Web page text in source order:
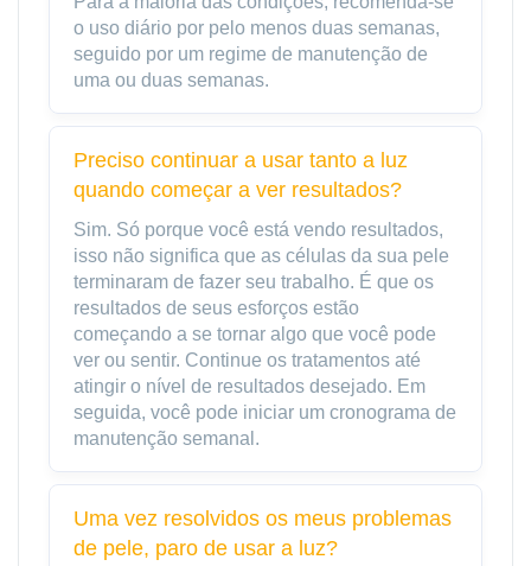
o uso diário por pelo menos duas semanas,
seguido por um regime de manutenção de
uma ou duas semanas.
Preciso continuar a usar tanto a luz
quando começar a ver resultados?
Sim. Só porque você está vendo resultados,
isso não significa que as células da sua pele
terminaram de fazer seu trabalho. É que os
resultados de seus esforços estão
começando a se tornar algo que você pode
ver ou sentir. Continue os tratamentos até
atingir o nível de resultados desejado. Em
seguida, você pode iniciar um cronograma de
manutenção semanal.
Uma vez resolvidos os meus problemas
de pele, paro de usar a luz?